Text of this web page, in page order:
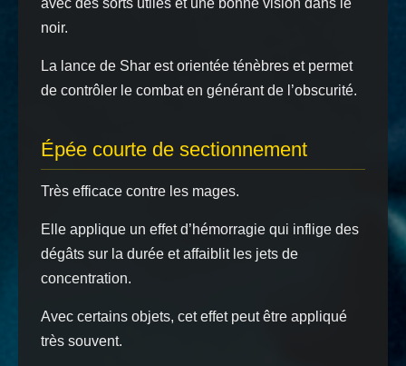
avec des sorts utiles et une bonne vision dans le
noir.
La lance de Shar est orientée ténèbres et permet
de contrôler le combat en générant de l’obscurité.
Épée courte de sectionnement
Très efficace contre les mages.
Elle applique un effet d’hémorragie qui inflige des
dégâts sur la durée et affaiblit les jets de
concentration.
Avec certains objets, cet effet peut être appliqué
très souvent.